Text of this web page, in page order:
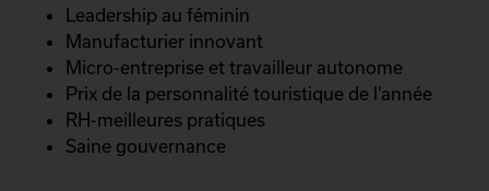
Leadership au féminin
Manufacturier innovant
Micro-entreprise et travailleur autonome
Prix de la personnalité touristique de l’année
RH-meilleures pratiques
Saine gouvernance